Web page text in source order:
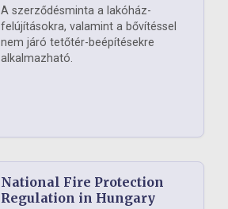
A szerződésminta a lakóház-
felújításokra, valamint a bővítéssel
nem járó tetőtér-beépítésekre
alkalmazható.
National Fire Protection
Regulation in Hungary